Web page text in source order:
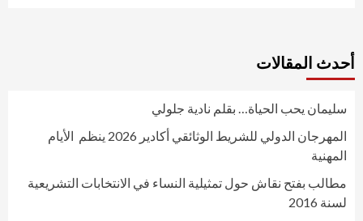
أحدث المقالات
سليمان يحب الحياة… بقلم نادية جلولي
المهرجان الدولي للشريط الوثائقي أكادير 2026 ينظم الأيام
المهنية
مطالب بفتح نقاش حول تمثيلية النساء في الانتخابات التشريعية
لسنة 2016